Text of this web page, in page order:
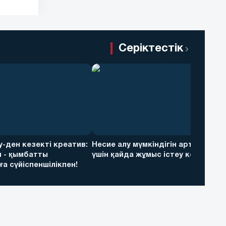
Серіктестік
ден кезекті креатив:
- қымбатты
сүйіспеншілікпен!
Несие алу мүмкіндігін арттыру
үшін қайда жұмыс істеу керек